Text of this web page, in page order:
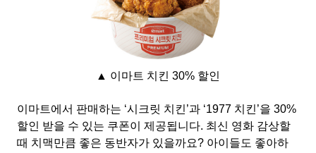
▲ 이마트 치킨 30% 할인
이마트에서 판매하는 ‘시크릿 치킨’과 ‘1977 치킨’을 30%
할인 받을 수 있는 쿠폰이 제공됩니다. 최신 영화 감상할
때 치맥만큼 좋은 동반자가 있을까요? 아이들도 좋아하